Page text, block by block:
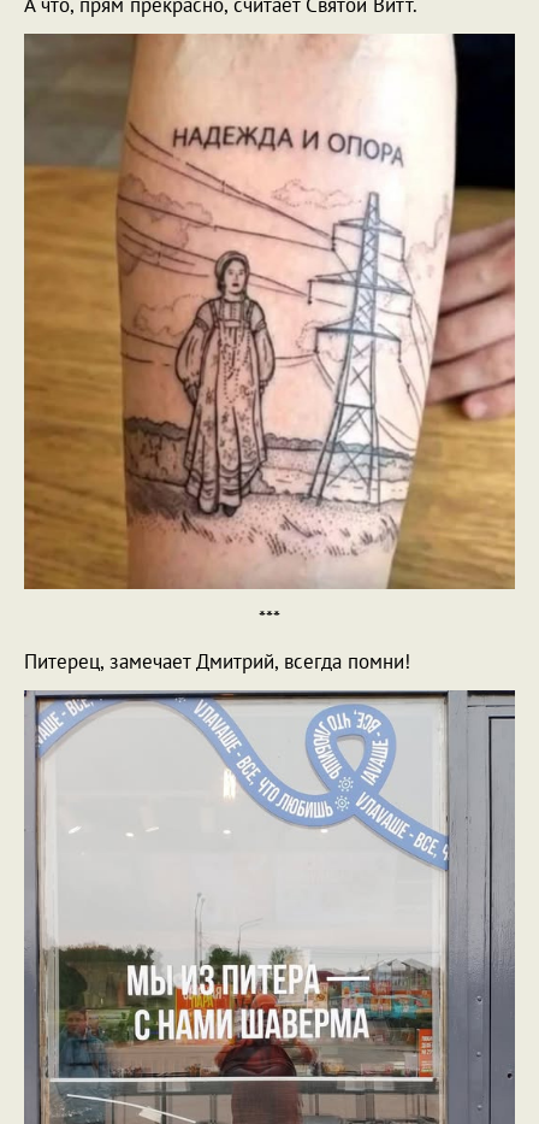
А что, прям прекрасно, считает Святой Витт.
***
Питерец, замечает Дмитрий, всегда помни!